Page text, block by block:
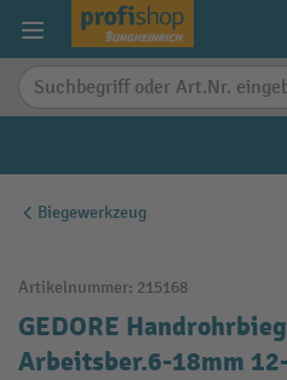
springen
Biegewerkzeug
Artikelnummer: 215168
GEDORE
Arbeitsber.6-18mm